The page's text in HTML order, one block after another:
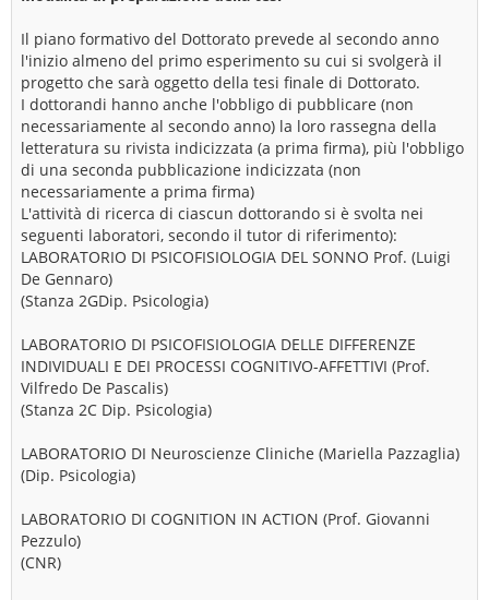
Il piano formativo del Dottorato prevede al secondo anno
l'inizio almeno del primo esperimento su cui si svolgerà il
progetto che sarà oggetto della tesi finale di Dottorato.
I dottorandi hanno anche l'obbligo di pubblicare (non
necessariamente al secondo anno) la loro rassegna della
letteratura su rivista indicizzata (a prima firma), più l'obbligo
di una seconda pubblicazione indicizzata (non
necessariamente a prima firma)
L'attività di ricerca di ciascun dottorando si è svolta nei
seguenti laboratori, secondo il tutor di riferimento):
LABORATORIO DI PSICOFISIOLOGIA DEL SONNO Prof. (Luigi
De Gennaro)
(Stanza 2GDip. Psicologia)
LABORATORIO DI PSICOFISIOLOGIA DELLE DIFFERENZE
INDIVIDUALI E DEI PROCESSI COGNITIVO-AFFETTIVI (Prof.
Vilfredo De Pascalis)
(Stanza 2C Dip. Psicologia)
LABORATORIO DI Neuroscienze Cliniche (Mariella Pazzaglia)
(Dip. Psicologia)
LABORATORIO DI COGNITION IN ACTION (Prof. Giovanni
Pezzulo)
(CNR)